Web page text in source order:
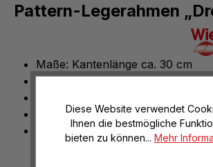
Pattern-Legerahmen
Maße: Kantenlänge ca. 30 cm
Form: Dreieck
aus MDF-Platte
Boden offen
Diese Website verwendet
Ihnen die bestmögliche
bieten zu können... Mehr